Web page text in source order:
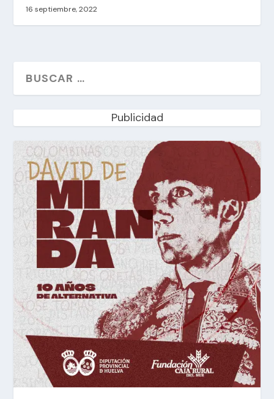
16 septiembre, 2022
Publicidad